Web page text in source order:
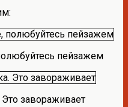
пейзажем
завораживает